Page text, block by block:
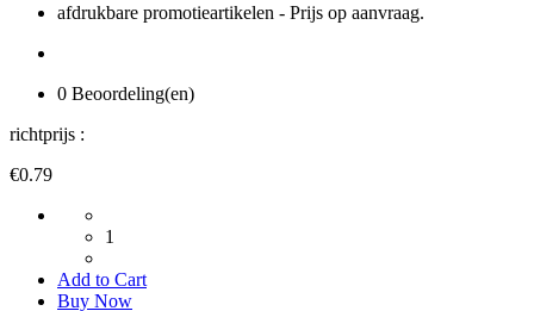
afdrukbare promotieartikelen - Prijs op aanvraag.
0 Beoordeling(en)
richtprijs :
€0.79
1
Add to Cart
Buy Now